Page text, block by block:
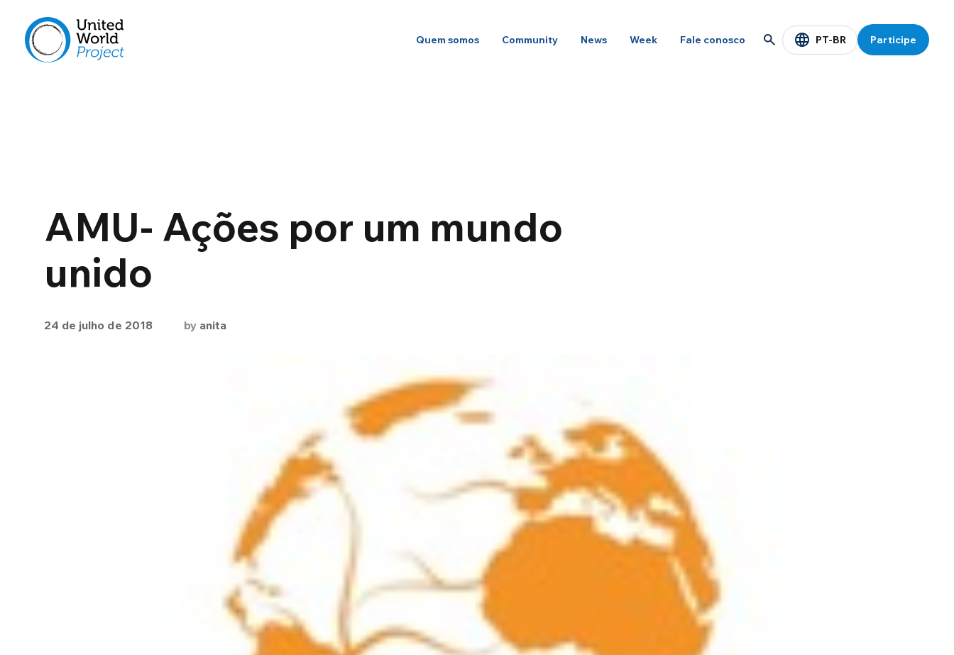
Quem somos Community News Week Fale conosco PT-BR Participe
AMU- Ações por um mundo
unido
24 de julho de 2018 by anita